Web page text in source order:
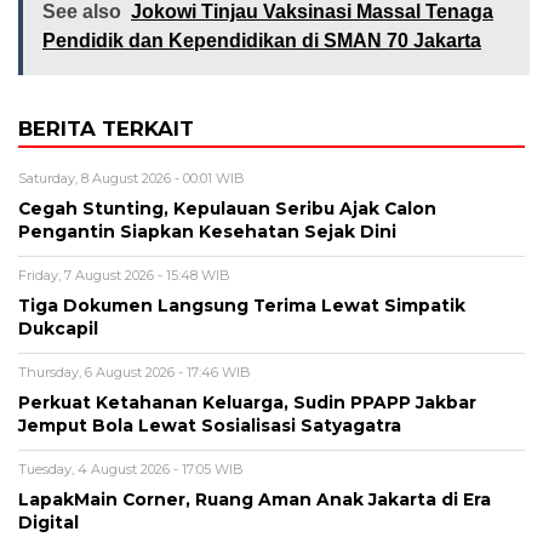
See also Jokowi Tinjau Vaksinasi Massal Tenaga
Pendidik dan Kependidikan di SMAN 70 Jakarta
BERITA TERKAIT
Saturday, 8 August 2026 - 00:01 WIB
Cegah Stunting, Kepulauan Seribu Ajak Calon
Pengantin Siapkan Kesehatan Sejak Dini
Friday, 7 August 2026 - 15:48 WIB
Tiga Dokumen Langsung Terima Lewat Simpatik
Dukcapil
Thursday, 6 August 2026 - 17:46 WIB
Perkuat Ketahanan Keluarga, Sudin PPAPP Jakbar
Jemput Bola Lewat Sosialisasi Satyagatra
Tuesday, 4 August 2026 - 17:05 WIB
LapakMain Corner, Ruang Aman Anak Jakarta di Era
Digital